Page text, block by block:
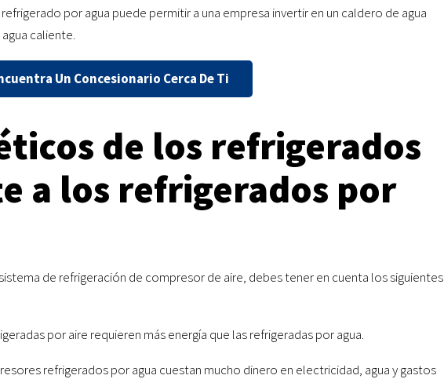
por agua puede permitir a una empresa invertir en un caldero de agua
caliente.
Un Concesionario Cerca De Ti
de los refrigerados
a los refrigerados por
de refrigeración de compresor de aire, debes tener en cuenta los siguientes
por aire requieren más energía que las refrigeradas por agua.
refrigerados por agua cuestan mucho dinero en electricidad, agua y gastos